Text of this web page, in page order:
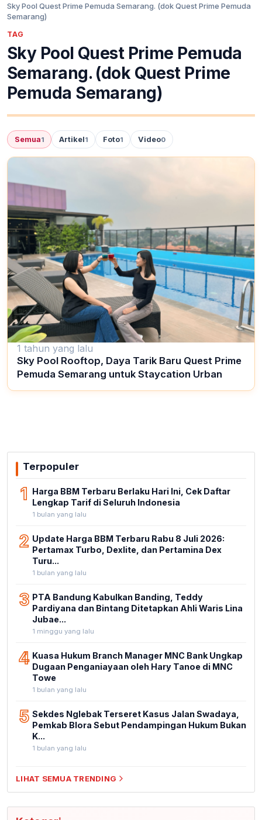
Sky Pool Quest Prime Pemuda Semarang. (dok Quest Prime Pemuda
Semarang)
TAG
Sky Pool Quest Prime Pemuda
Semarang. (dok Quest Prime
Pemuda Semarang)
Semua1 Artikel1 Foto1 Video0
1 tahun yang lalu
Sky Pool Rooftop, Daya Tarik Baru Quest Prime
Pemuda Semarang untuk Staycation Urban
Terpopuler
1 Harga BBM Terbaru Berlaku Hari Ini, Cek Daftar
Lengkap Tarif di Seluruh Indonesia
1 bulan yang lalu
2 Update Harga BBM Terbaru Rabu 8 Juli 2026:
Pertamax Turbo, Dexlite, dan Pertamina Dex
Turu...
1 bulan yang lalu
3 PTA Bandung Kabulkan Banding, Teddy
Pardiyana dan Bintang Ditetapkan Ahli Waris Lina
Jubae...
1 minggu yang lalu
4 Kuasa Hukum Branch Manager MNC Bank Ungkap
Dugaan Penganiayaan oleh Hary Tanoe di MNC
Towe
1 bulan yang lalu
5 Sekdes Nglebak Terseret Kasus Jalan Swadaya,
Pemkab Blora Sebut Pendampingan Hukum Bukan
K...
1 bulan yang lalu
LIHAT SEMUA TRENDING